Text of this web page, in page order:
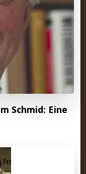
Schmid: Eine